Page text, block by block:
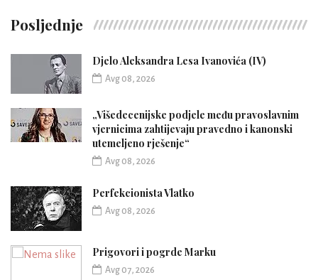
Posljednje
Djelo Aleksandra Lesa Ivanovića (IV)
Avg 08, 2026
„Višedecenijske podjele među pravoslavnim
vjernicima zahtijevaju pravedno i kanonski
utemeljeno rješenje“
Avg 08, 2026
Perfekcionista Vlatko
Avg 08, 2026
Prigovori i pogrde Marku
Avg 07, 2026